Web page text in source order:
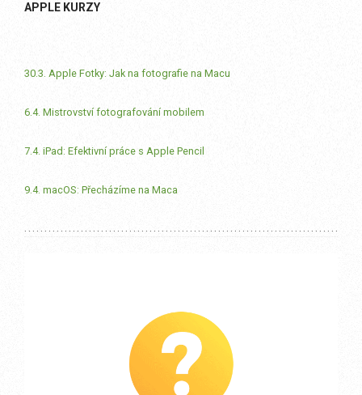
APPLE KURZY
30.3. Apple Fotky: Jak na fotografie na Macu
6.4. Mistrovství fotografování mobilem
7.4. iPad: Efektivní práce s Apple Pencil
9.4. macOS: Přecházíme na Maca